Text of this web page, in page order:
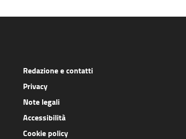
Redazione e contatti
Privacy
Note legali
Accessibilità
Cookie policy